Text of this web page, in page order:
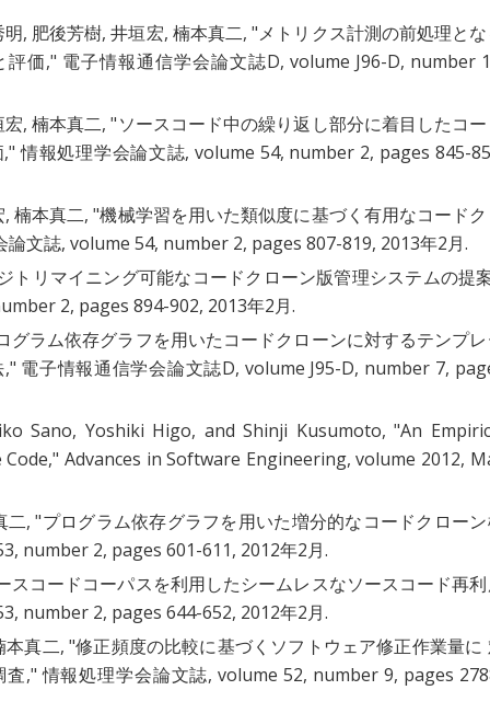
, 肥後芳樹, 井垣宏, 楠本真二, "メトリクス計測の前処理と
評価," 電子情報通信学会論文誌D, volume J96-D, number
, 楠本真二, "ソースコード中の繰り返し部分に着目したコ
," 情報処理学会論文誌, volume 54, number 2, pages 845-
楠本真二, "機械学習を用いた類似度に基づく有用なコード
論文誌, volume 54, number 2, pages 807-819, 2013年2月.
トリマイニング可能なコードクローン版管理システムの提
2, pages 894-902, 2013年2月.
グラム依存グラフを用いたコードクローンに対するテンプ
," 電子情報通信学会論文誌D, volume J95-D, number 7,
Sano, Yoshiki Higo, and Shinji Kusumoto, "An
," Advances in Software Engineering, volume 2012,
二, "プログラム依存グラフを用いた増分的なコードクロー
number 2, pages 601-611, 2012年2月.
スコードコーパスを利用したシームレスなソースコード再
number 2, pages 644-652, 2012年2月.
真二, "修正頻度の比較に基づくソフトウェア修正作業量に
査," 情報処理学会論文誌, volume 52, number 9, pages